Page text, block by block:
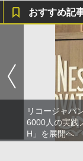
おすすめ記
リコージャパ
6000人の実践
H」を展開へ